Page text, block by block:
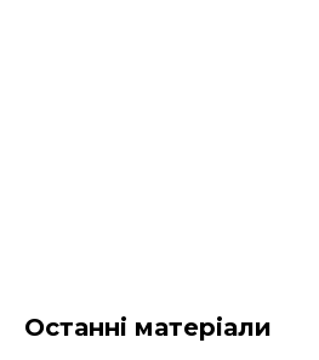
Останні матеріали